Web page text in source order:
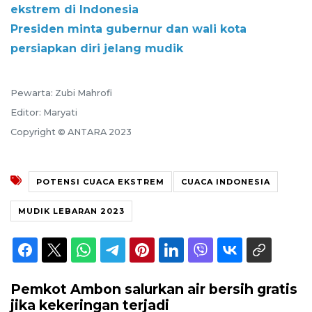
ekstrem di Indonesia
Presiden minta gubernur dan wali kota
persiapkan diri jelang mudik
Pewarta: Zubi Mahrofi
Editor: Maryati
Copyright © ANTARA 2023
POTENSI CUACA EKSTREM CUACA INDONESIA
MUDIK LEBARAN 2023
Pemkot Ambon salurkan air bersih gratis
jika kekeringan terjadi